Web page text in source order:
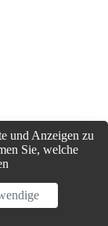
und Anzeigen zu
Sie, welche